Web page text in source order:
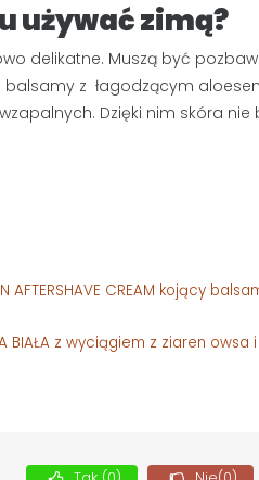
używać zimą?
delikatne. Muszą być
balsamy z łagodzącym
Dzięki nim skóra
AFTERSHAVE CREAM kojący
BIAŁA z wyciągiem z ziaren